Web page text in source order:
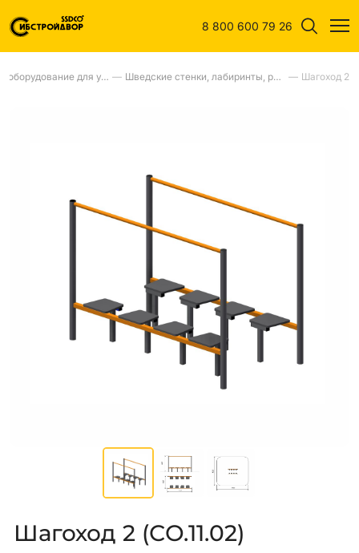
8 800 600 79 26
Спортивное оборудование для улиц — Шведские стенки, лабиринты, рукоходы, турники, бумы, брусья,шагаходы — Шагоход 2
Шагоход 2 (СО.11.02)